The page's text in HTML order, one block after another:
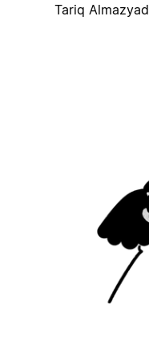
Tariq Almazyad